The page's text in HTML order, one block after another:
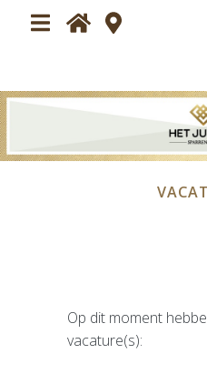
Home
Over
Exposanten
Op dit moment
vacature(s):